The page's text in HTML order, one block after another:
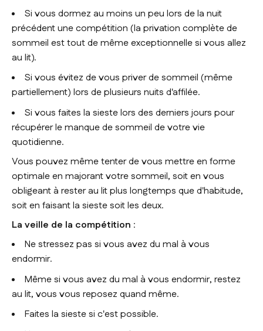
Si vous dormez au moins un peu lors de la nuit
précédent une compétition (la privation complète de
sommeil est tout de même exceptionnelle si vous allez
au lit).
Si vous évitez de vous priver de sommeil (même
partiellement) lors de plusieurs nuits d'affilée.
Si vous faites la sieste lors des derniers jours pour
récupérer le manque de sommeil de votre vie
quotidienne.
Vous pouvez même tenter de vous mettre en forme
optimale en majorant votre sommeil, soit en vous
obligeant à rester au lit plus longtemps que d'habitude,
soit en faisant la sieste soit les deux.
La veille de la compétition :
Ne stressez pas si vous avez du mal à vous
endormir.
Même si vous avez du mal à vous endormir, restez
au lit, vous vous reposez quand même.
Faites la sieste si c'est possible.